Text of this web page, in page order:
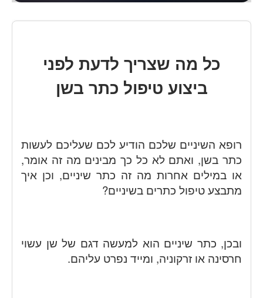
כל מה שצריך לדעת לפני
ביצוע טיפול כתר בשן
רופא השיניים שלכם הודיע לכם שעליכם לעשות
כתר בשן, ואתם לא כל כך מבינים מה זה אומר,
או במילים אחרות מה זה כתר שיניים, וכן איך
מתבצע טיפול כתרים בשיניים?
ובכן, כתר שיניים הוא למעשה דגם של שן עשוי
חרסינה או זרקוניה, ומייד נפרט עליהם.